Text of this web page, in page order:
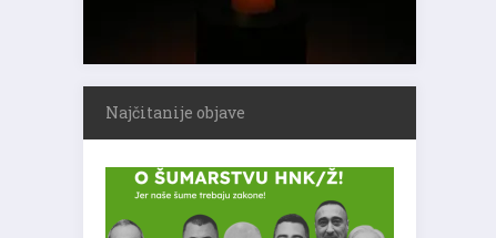
Najčitanije objave